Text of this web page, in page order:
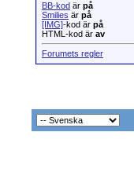
BB-kod är på
Smilies är på
[IMG]-kod är på
HTML-kod är av
Forumets regler